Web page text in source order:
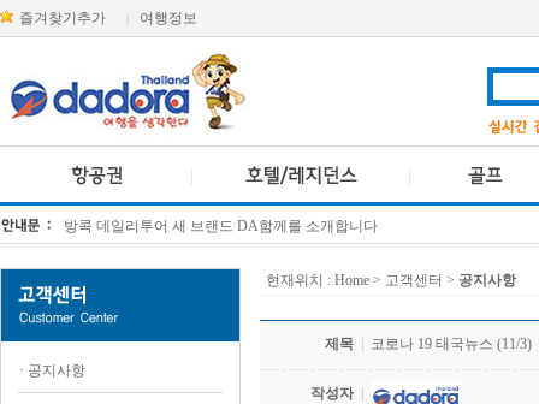
즐겨찾기추가 여행정보
[KTT항공권소식] 대한항공 · 아시아나항공 유류할증료 인상 안내
· 공지사항
현재위치 : Home > 고객센터 > 공지사항
제목 코로나 19 태국뉴스 (11/3)
작성자